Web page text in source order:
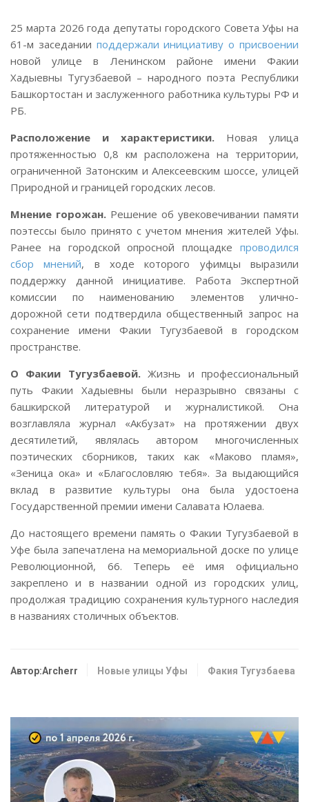
25 марта 2026 года депутаты городского Совета Уфы на
61-м заседании поддержали инициативу о присвоении
новой улице в Ленинском районе имени Факии
Хадыевны Тугузбаевой – народного поэта Республики
Башкортостан и заслуженного работника культуры РФ и
РБ.
Расположение и характеристики. Новая улица
протяженностью 0,8 км расположена на территории,
ограниченной Затонским и Алексеевским шоссе, улицей
Природной и границей городских лесов.
Мнение горожан. Решение об увековечивании памяти
поэтессы было принято с учетом мнения жителей Уфы.
Ранее на городской опросной площадке проводился
сбор мнений, в ходе которого уфимцы выразили
поддержку данной инициативе. Работа Экспертной
комиссии по наименованию элементов улично-
дорожной сети подтвердила общественный запрос на
сохранение имени Факии Тугузбаевой в городском
пространстве.
О Факии Тугузбаевой.Жизнь и профессиональный
путь Факии Хадыевны были неразрывно связаны с
башкирской литературой и журналистикой. Она
возглавляла журнал «Акбузат» на протяжении двух
десятилетий, являлась автором многочисленных
поэтических сборников, таких как «Маково пламя»,
«Зеница ока» и «Благословляю тебя». За выдающийся
вклад в развитие культуры она была удостоена
Государственной премии имени Салавата Юлаева.
До настоящего времени память о Факии Тугузбаевой в
Уфе была запечатлена на мемориальной доске по улице
Революционной, 66. Теперь её имя официально
закреплено и в названии одной из городских улиц,
продолжая традицию сохранения культурного наследия
в названиях столичных объектов.
Автор:Archerr Новые улицы Уфы Факия Тугузбаева